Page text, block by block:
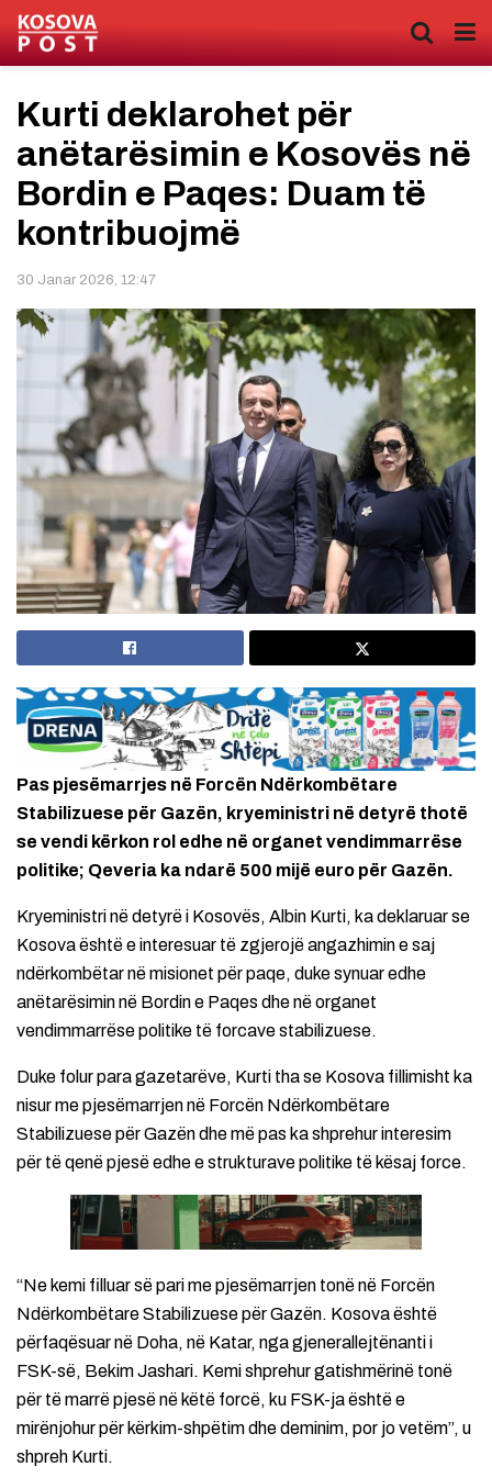
Kurti deklarohet për
anëtarësimin e Kosovës në
Bordin e Paqes: Duam të
kontribuojmë
30 Janar 2026, 12:47
Pas pjesëmarrjes në Forcën Ndërkombëtare
Stabilizuese për Gazën, kryeministri në detyrë thotë
se vendi kërkon rol edhe në organet vendimmarrëse
politike; Qeveria ka ndarë 500 mijë euro për Gazën.
Kryeministri në detyrë i Kosovës, Albin Kurti, ka deklaruar se
Kosova është e interesuar të zgjerojë angazhimin e saj
ndërkombëtar në misionet për paqe, duke synuar edhe
anëtarësimin në Bordin e Paqes dhe në organet
vendimmarrëse politike të forcave stabilizuese.
Duke folur para gazetarëve, Kurti tha se Kosova fillimisht ka
nisur me pjesëmarrjen në Forcën Ndërkombëtare
Stabilizuese për Gazën dhe më pas ka shprehur interesim
për të qenë pjesë edhe e strukturave politike të kësaj force.
“Ne kemi filluar së pari me pjesëmarrjen tonë në Forcën
Ndërkombëtare Stabilizuese për Gazën. Kosova është
përfaqësuar në Doha, në Katar, nga gjenerallejtënanti i
FSK-së, Bekim Jashari. Kemi shprehur gatishmërinë tonë
për të marrë pjesë në këtë forcë, ku FSK-ja është e
mirënjohur për kërkim-shpëtim dhe deminim, por jo vetëm”, u
shpreh Kurti.